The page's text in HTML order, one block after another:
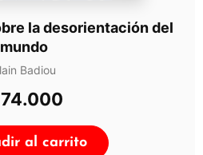
la desorientación del
mundo
Badiou
al carrito